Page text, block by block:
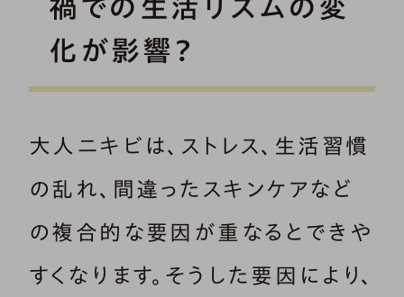
禍での生活リズムの変
化が影響？
大人ニキビは、ストレス、生活習慣
の乱れ、間違ったスキンケアなど
の複合的な要因が重なるとできや
すくなります。そうした要因により、